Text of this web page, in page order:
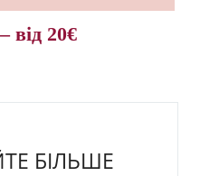
від 20€
БІЛЬШЕ